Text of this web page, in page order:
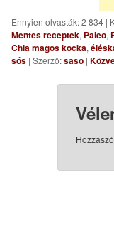
Ennyien olvasták: 2 834 |
Mentes receptek, Paleo,
Chia magos kocka,
sós | Szerző:saso |